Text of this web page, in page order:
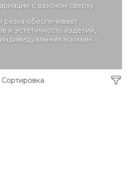
с вазоном сверху.
резка обеспечивает
и эстетичность изделий,
эскизам.
Сортировка